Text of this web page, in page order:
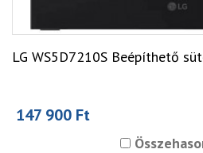
LG WS5D7210S Beépíthető
147 900 Ft